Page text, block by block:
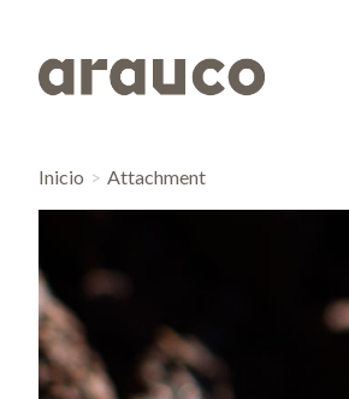
Inicio Attachment